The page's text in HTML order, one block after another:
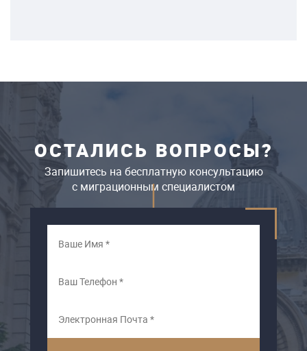
ОСТАЛИСЬ ВОПРОСЫ?
Запишитесь на бесплатную консультацию
c миграционным специалистом